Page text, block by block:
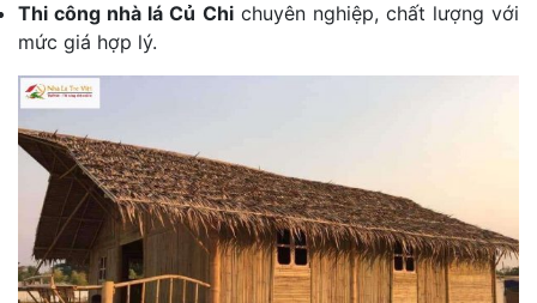
Thi công nhà lá Củ Chichuyên nghiệp, chất lượng với
mức giá hợp lý.